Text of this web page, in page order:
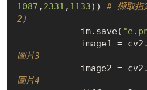
1087 , 2331 , 1133)) # 擷取
2)
            im.save(
image1
圖片3
image2
圖片4